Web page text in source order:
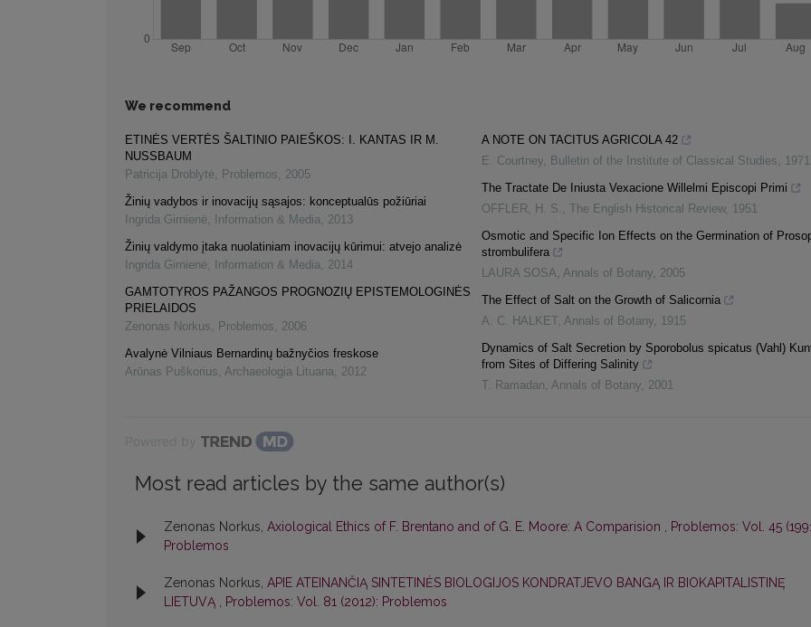
We recommend
ETINĖS VERTĖS ŠALTINIO PAIEŠKOS: I. KANTAS IR M.
NUSSBAUM
Patricija Droblytė, Problemos, 2005
Žinių vadybos ir inovacijų sąsajos: konceptualūs požiūriai
Ingrida Girnienė, Information & Media, 2013
Žinių valdymo įtaka nuolatiniam inovacijų kūrimui: atvejo analizė
Ingrida Girnienė, Information & Media, 2014
GAMTOTYROS PAŽANGOS PROGNOZIŲ EPISTEMOLOGINĖS
PRIELAIDOS
Zenonas Norkus, Problemos, 2006
Avalynė Vilniaus Bernardinų bažnyčios freskose
Arūnas Puškorius, Archaeologia Lituana, 2012
A NOTE ON TACITUS AGRICOLA 42
E. Courtney, Bulletin of the Institute of Classical Studies, 1971
The Tractate De Iniusta Vexacione Willelmi Episcopi Primi
OFFLER, H. S. , The English Historical Review, 1951
Osmotic and Specific Ion Effects on the Germination of
strombulifera
LAURA SOSA, Annals of Botany, 2005
The Effect of Salt on the Growth of Salicornia
A. C. HALKET, Annals of Botany, 1915
Dynamics of Salt Secretion by Sporobolus spicatus (Vahl)
from Sites of Differing Salinity
T. Ramadan, Annals of Botany, 2001
Most read articles by the same author(s)
Zenonas Norkus, Axiological Ethics of F. Brentano and of G. E. Moore: A Comparision , Problemos: Vol. 45
Problemos
Zenonas Norkus, APIE ATEINANČIĄ SINTETINĖS BIOLOGIJOS KONDRATJEVO BANGĄ IR BIOKAPITALISTINĘ
LIETUVĄ , Problemos: Vol. 81 (2012): Problemos